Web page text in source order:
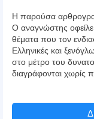
Η παρούσα
Ο αναγνώστης
θέματα που τον
Ελληνικές και
στο μέτρο του
διαγράφονται χωρίς